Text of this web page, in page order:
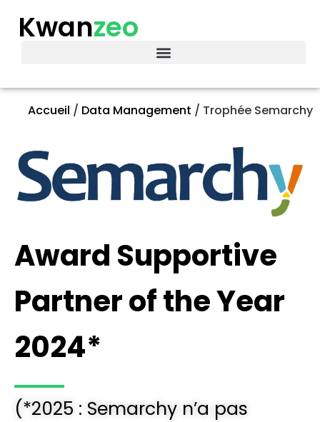
Kwanzeo
Accueil / Data Management / Trophée Semarchy
Award Supportive
Partner of the Year
2024*
(*2025 : Semarchy n’a pas